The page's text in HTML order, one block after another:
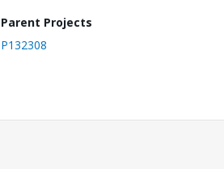
Parent Projects
P132308